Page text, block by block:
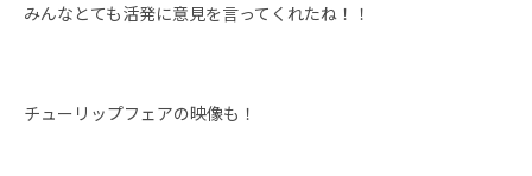
みんなとても活発に意見を言ってくれたね！！
チューリップフェアの映像も！